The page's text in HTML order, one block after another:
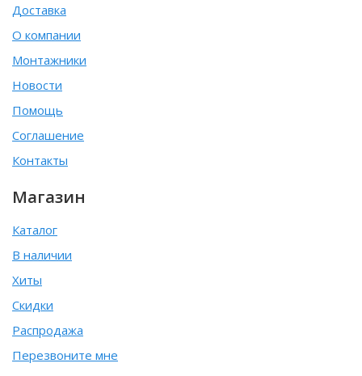
Доставка
О компании
Монтажники
Новости
Помощь
Соглашение
Контакты
Магазин
Каталог
В наличии
Хиты
Скидки
Распродажа
Перезвоните мне